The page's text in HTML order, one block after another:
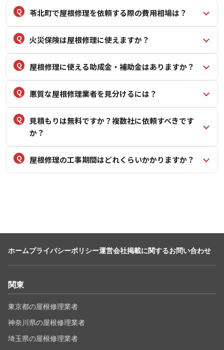
苓北町で屋根修理を依頼する際の費用相場は？
火災保険は屋根修理に使えますか？
屋根修理に使える助成金・補助金はありますか？
悪質な屋根修理業者を見分けるには？
見積もりは無料ですか？複数社に依頼すべきです
か？
屋根修理の工事期間はどれくらいかかりますか？
ホームプライバシーポリシー運営会社掲載に関するお問い合わせ
関東
東京都の屋根修理業者
神奈川県の屋根修理業者
埼玉県の屋根修理業者